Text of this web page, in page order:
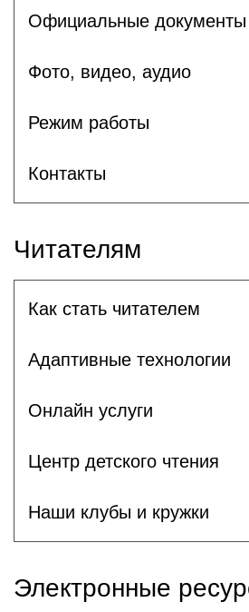
Официальные документы
Фото, видео, аудио
Режим работы
Контакты
Читателям
Как стать читателем
Адаптивные технологии
Онлайн услуги
Центр детского чтения
Наши клубы и кружки
Электронные